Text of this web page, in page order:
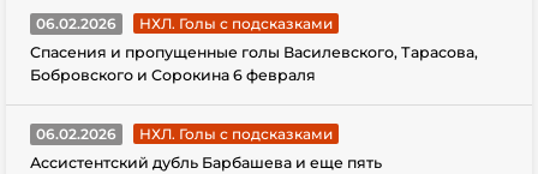
06.02.2026
НХЛ. Голы с подсказками
Спасения и пропущенные голы Василевского, Тарасова,
Бобровского и Сорокина 6 февраля
06.02.2026
НХЛ. Голы с подсказками
Ассистентский дубль Барбашева и еще пять